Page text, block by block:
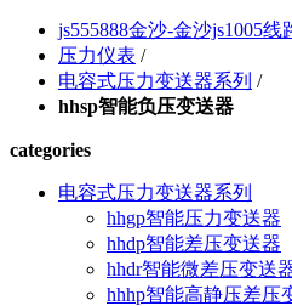
js555888金沙-金沙js1005线
压力仪表 /
电容式压力变送器系列 /
hhsp智能负压变送器
categories
电容式压力变送器系列
hhgp智能压力变送器
hhdp智能差压变送器
hhdr智能微差压变送
hhhp智能高静压差压